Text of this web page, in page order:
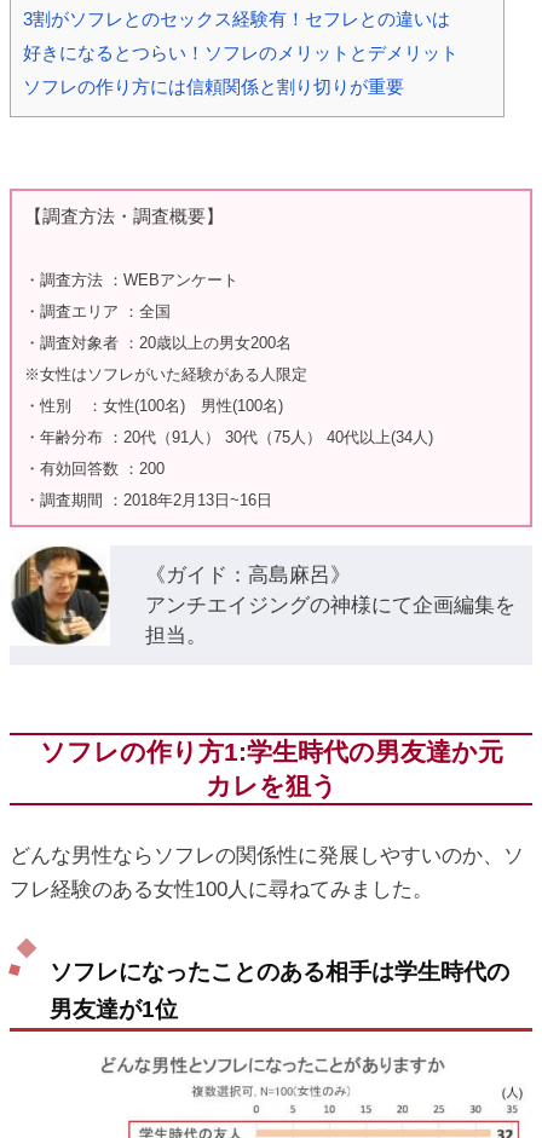
3割がソフレとのセックス経験有！セフレとの違いは
好きになるとつらい！ソフレのメリットとデメリット
ソフレの作り方には信頼関係と割り切りが重要
【調査方法・調査概要】
・調査方法 ：WEBアンケート
・調査エリア ：全国
・調査対象者 ：20歳以上の男女200名
※女性はソフレがいた経験がある人限定
・性別 ：女性(100名) 男性(100名)
・年齢分布 ：20代（91人） 30代（75人） 40代以上(34人)
・有効回答数 ：200
・調査期間 ：2018年2月13日~16日
《ガイド：高島麻呂》
アンチエイジングの神様にて企画編集を
担当。
ソフレの作り方1:学生時代の男友達か元
カレを狙う
どんな男性ならソフレの関係性に発展しやすいのか、ソ
フレ経験のある女性100人に尋ねてみました。
ソフレになったことのある相手は学生時代の
男友達が1位